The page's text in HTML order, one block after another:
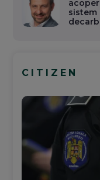
sistem
CITIZEN